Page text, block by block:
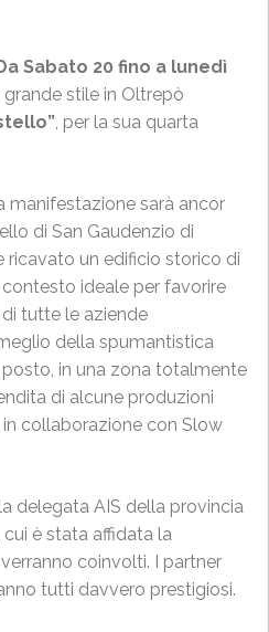
Sabato 20 fino a lunedì
grande stile in Oltrepò
, per la sua quarta
manifestazione sarà ancor
di San Gaudenzio di
ricavato un edificio storico di
ideale per favorire
tutte le aziende
della spumantistica
in una zona totalmente
di alcune produzioni
collaborazione con Slow
delegata AIS della provincia
cui è stata affidata la
coinvolti. I partner
tutti davvero prestigiosi.